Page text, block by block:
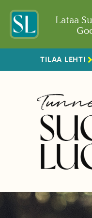
Lataa
TILAA LEHTI